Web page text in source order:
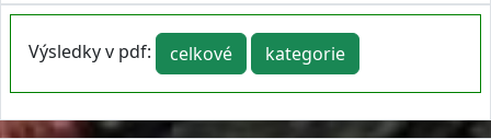
Výsledky v pdf: celkové kategorie